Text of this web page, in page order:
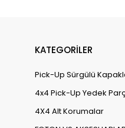
KATEGORİLER
Pick-Up Sürgülü
4x4 Pick-Up Yedek
4X4 Alt Korumalar